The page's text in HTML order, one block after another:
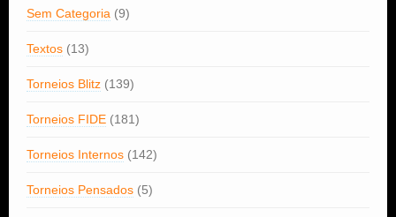
Sem Categoria (9)
Textos (13)
Torneios Blitz (139)
Torneios FIDE (181)
Torneios Internos (142)
Torneios Pensados (5)